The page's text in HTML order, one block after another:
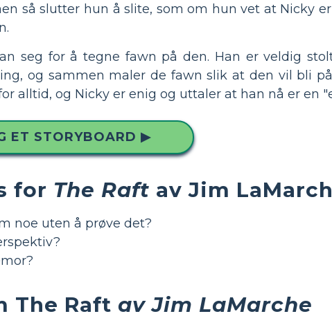
så slutter hun å slite, som om hun vet at Nicky
seg for å tegne fawn på den. Han er veldig
og sammen maler de fawn slik at den vil bli
alltid, og Nicky er enig og uttaler at han nå er en
ET STORYBOARD ▶
for The Raft av Jim
noe uten å prøve det?
The Raft av Jim LaMarche